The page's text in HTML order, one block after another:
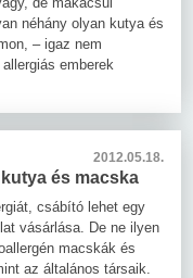
néhány olyan kutya és
– igaz nem
emberek
2012.05.18.
és macska
csábító lehet egy
vásárlása. De ne ilyen
macskák és
az általános társaik.